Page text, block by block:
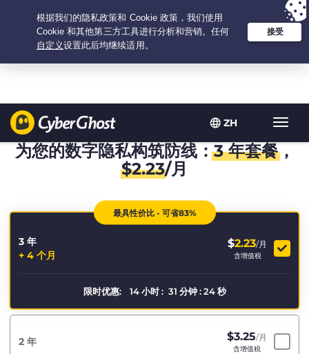
ZH
Your choice:The Best Dealfor 3.3333333333333-years at $2.23
/month
为您的数字隐私构筑防线：3 年套餐，
$2.23/月
最具性价比 - 可省83%
3 年
+ 4 个月
$2.23/月
含增值税
限时优惠: 14 小时 : 31 分钟 : 24 秒
2 年 $3.25/月
含增值税